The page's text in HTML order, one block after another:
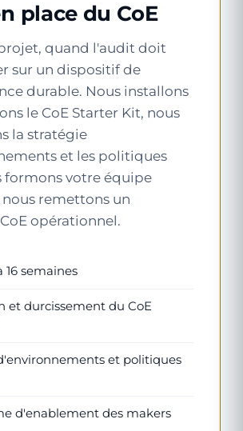
place du CoE
quand l'audit doit
sur un dispositif de
durable. Nous installons
le CoE Starter Kit, nous
la stratégie
et les politiques
formons votre équipe
remettons un
opérationnel.
16 semaines
et durcissement du CoE
et politiques
d'enablement des makers